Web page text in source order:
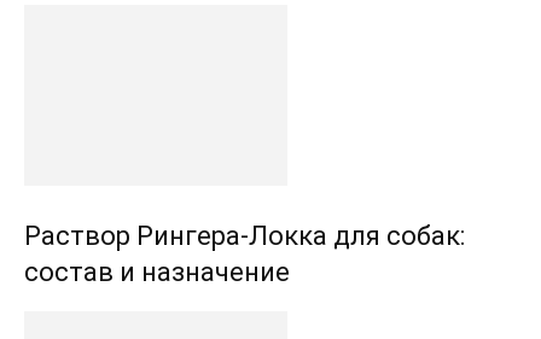
Раствор Рингера-Локка для собак:
состав и назначение